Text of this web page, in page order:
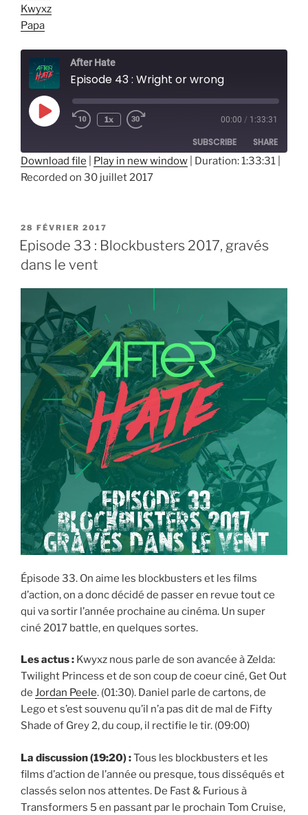
Kwyxz
Papa
After Hate
Episode 43 : Wright or wrong
Play
Episode
1x 00:00 / 1:33:31
SUBSCRIBE SHARE
SHARE
EMBED
Download file Play in new window Duration: 1:33:31
Recorded on 30 juillet 2017
PUBLIÉ
LE
28 FÉVRIER 2017
Episode 33 : Blockbusters 2017, gravés
dans le vent
Épisode 33. On aime les blockbusters et les films
d’action, on a donc décidé de passer en revue tout ce
qui va sortir l’année prochaine au cinéma. Un super
ciné 2017 battle, en quelques sortes.
Les actus : Kwyxz nous parle de son avancée à Zelda:
Twilight Princess et de son coup de coeur ciné, Get Out
de Jordan Peele. (01:30). Daniel parle de cartons, de
Lego et s’est souvenu qu’il n’a pas dit de mal de Fifty
Shade of Grey 2, du coup, il rectifie le tir. (09:00)
La discussion (19:20) :Tous les blockbusters et les
films d’action de l’année ou presque, tous disséqués et
classés selon nos attentes. De Fast & Furious à
Transformers 5 en passant par le prochain Tom Cruise,